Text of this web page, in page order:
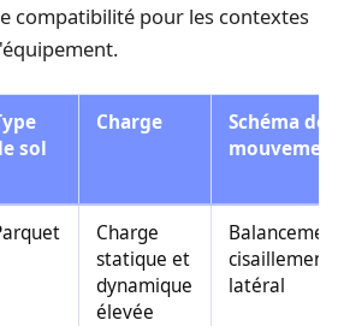
compatibilité pour les contextes
sol
Charge
Schéma de
Charge
statique et
dynamique
élevée
cisaillement
latéral